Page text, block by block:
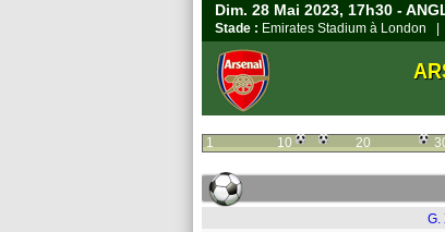
Dim. 28 Mai 2023, 17h30 -
Stade : Emirates Stadium à London |
1 10 20
G.